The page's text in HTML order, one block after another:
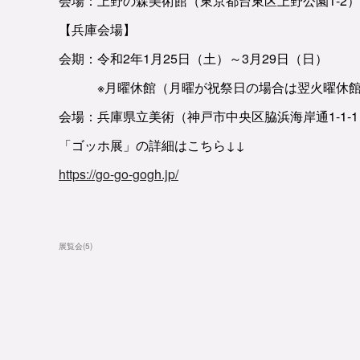
【兵庫会場】
会期：令和2年1月25日（土）～3月29日（日）
※月曜休館（月曜が祝祭日の場合は翌火曜休
会場：兵庫県立美術（神戸市中央区脇浜海岸通1-1-
「ゴッホ展」の詳細はこちら↓↓
https://go-go-gogh.jp/
展覧会(5)